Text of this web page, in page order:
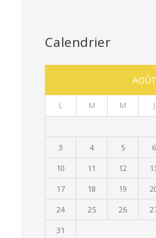
Calendrier
L M M J
3
4 5 6
10
11 12
17
18 19
24
25 26
31